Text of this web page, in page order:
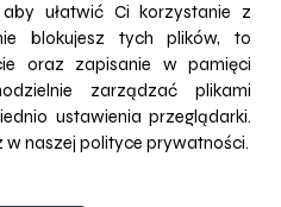
ułatwić Ci korzystanie z
blokujesz tych plików, to
oraz zapisanie w pamięci
zarządzać plikami
ustawienia przeglądarki.
w naszej polityce prywatności.